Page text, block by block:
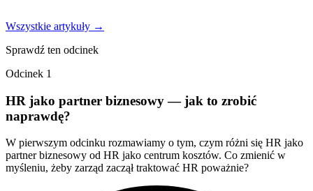
Wszystkie artykuły →
Sprawdź ten odcinek
Odcinek 1
HR jako partner biznesowy — jak to zrobić
naprawdę?
W pierwszym odcinku rozmawiamy o tym, czym różni się HR jako
partner biznesowy od HR jako centrum kosztów. Co zmienić w
myśleniu, żeby zarząd zaczął traktować HR poważnie?